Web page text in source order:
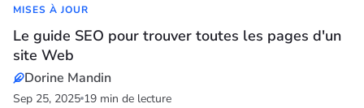
MISES À JOUR
Le guide SEO pour trouver toutes les pages d'un
site Web
Dorine Mandin
Sep 25, 2025 19 min de lecture